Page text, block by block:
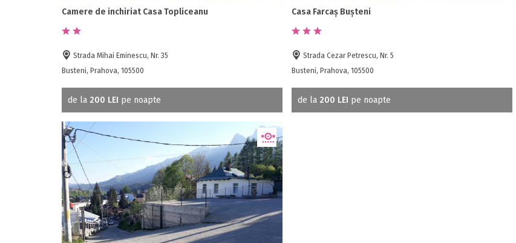
Camere de inchiriat Casa Topliceanu
Strada Mihai Eminescu, Nr. 35
Busteni, Prahova, 105500
de la 200 LEI pe noapte
Casa Farcaș Bușteni
Strada Cezar Petrescu, Nr. 5
Busteni, Prahova, 105500
de la 200 LEI pe noapte